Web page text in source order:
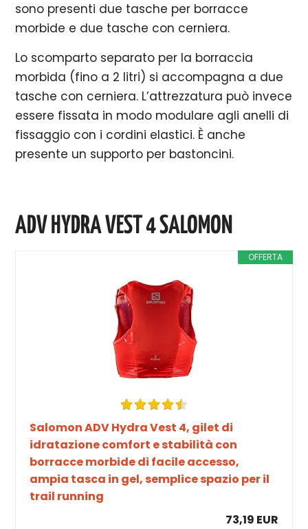
sono presenti due tasche per borracce
morbide e due tasche con cerniera.
Lo scomparto separato per la borraccia
morbida (fino a 2 litri) si accompagna a due
tasche con cerniera. L’attrezzatura può invece
essere fissata in modo modulare agli anelli di
fissaggio con i cordini elastici. È anche
presente un supporto per bastoncini.
ADV HYDRA VEST 4 SALOMON
OFFERTA
Salomon ADV Hydra Vest 4, gilet di
idratazione comfort e stabilità con
borracce morbide di facile accesso,
ampia tasca in gel, semplice spazio per il
trail running
73,19 EUR